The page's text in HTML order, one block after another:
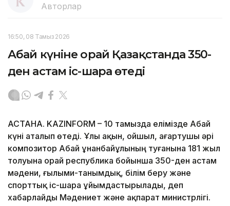
Авторлар
16:50, 08 Тамыз 2026
Абай күніне орай Қазақстанда 350-
ден астам іс-шара өтеді
АСТАНА. KAZINFORM – 10 тамызда елімізде Абай
күні аталып өтеді. Ұлы ақын, ойшыл, ағартушы әрі
композитор Абай Құнанбайұлының туғанына 181 жыл
толуына орай республика бойынша 350-ден астам
мәдени, ғылыми-танымдық, білім беру және
спорттық іс-шара ұйымдастырылады, деп
хабарлайды Мәдениет және ақпарат министрлігі.